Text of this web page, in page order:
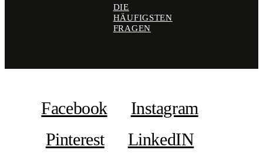
DIE
HÄUFIGSTEN
FRAGEN
Facebook
Instagram
Pinterest
LinkedIN